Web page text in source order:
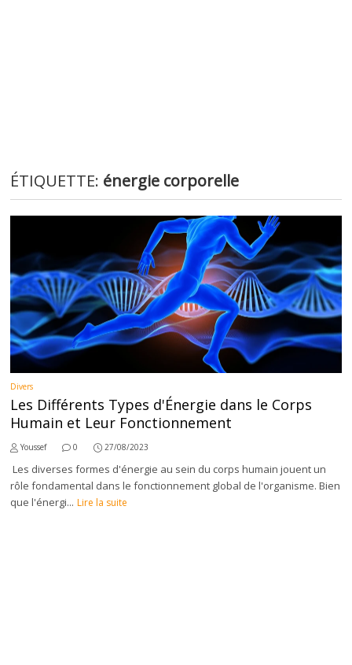
ÉTIQUETTE: énergie corporelle
Divers
Les Différents Types d'Énergie dans le Corps
Humain et Leur Fonctionnement
Youssef 0 27/08/2023
Les diverses formes d'énergie au sein du corps humain jouent un
rôle fondamental dans le fonctionnement global de l'organisme. Bien
que l'énergi... Lire la suite